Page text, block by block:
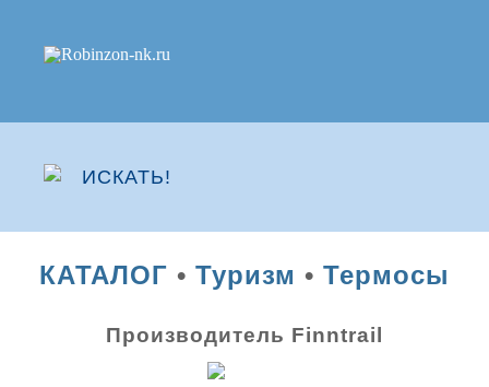
КАТАЛОГ • Туризм • Термосы
Производитель Finntrail